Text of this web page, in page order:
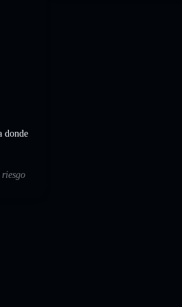
donde